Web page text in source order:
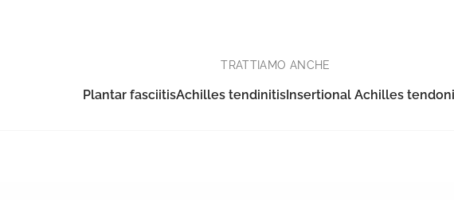
TRATTIAMO ANCHE
Plantar fasciitisAchilles tendinitisInsertional Achilles